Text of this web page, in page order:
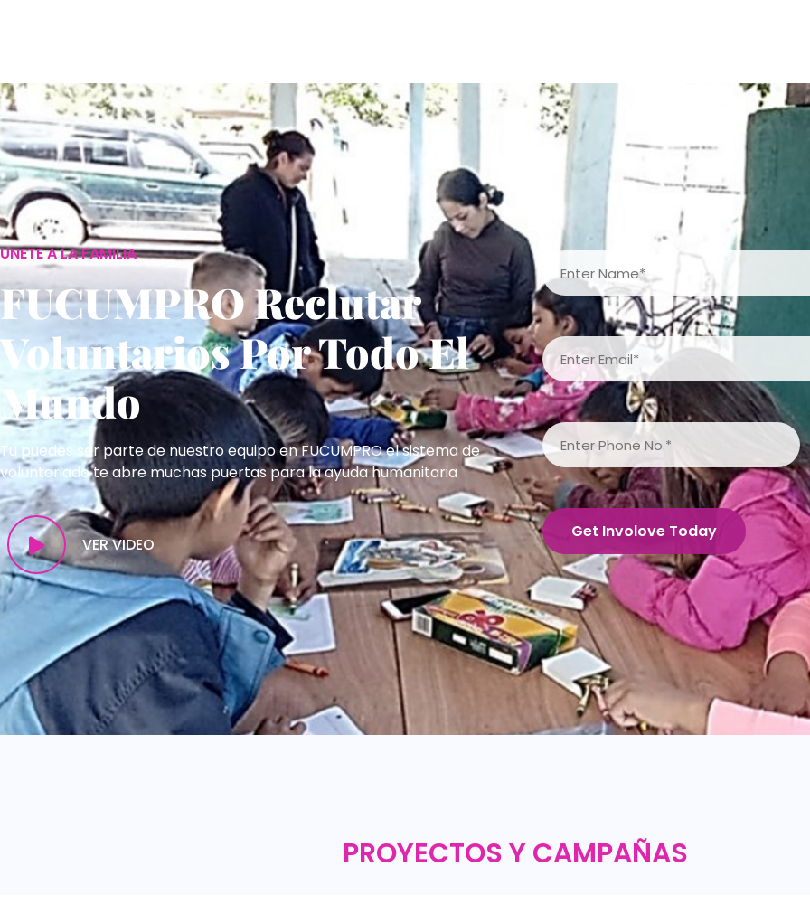
UNETE A LA FAMILIA
FUCUMPRO Reclutar
Voluntarios Por Todo El
Mundo
Tu puedes ser parte de nuestro equipo en FUCUMPRO el sistema de
voluntariado te abre muchas puertas para la ayuda humanitaria
VER VIDEO
PROYECTOS Y CAMPAÑAS